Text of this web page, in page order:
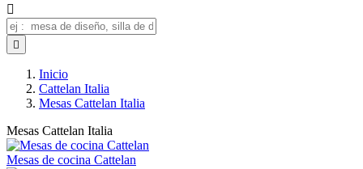


Inicio
Cattelan Italia
Mesas Cattelan Italia
Mesas Cattelan Italia
Mesas de cocina Cattelan